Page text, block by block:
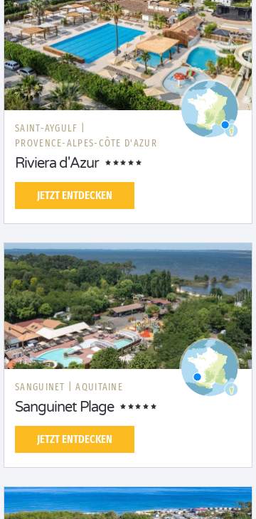
SAINT-AYGULF |
PROVENCE-ALPES-CÔTE D'AZUR
Riviera d'Azur
JETZT ENTDECKEN
SANGUINET | AQUITAINE
Sanguinet Plage
JETZT ENTDECKEN